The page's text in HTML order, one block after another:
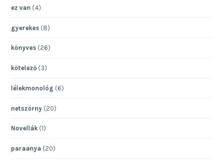
ez van (4)
gyerekes (8)
könyves (26)
kötelező (3)
lélekmonológ (6)
netszörny (20)
Novellák (1)
paraanya (20)